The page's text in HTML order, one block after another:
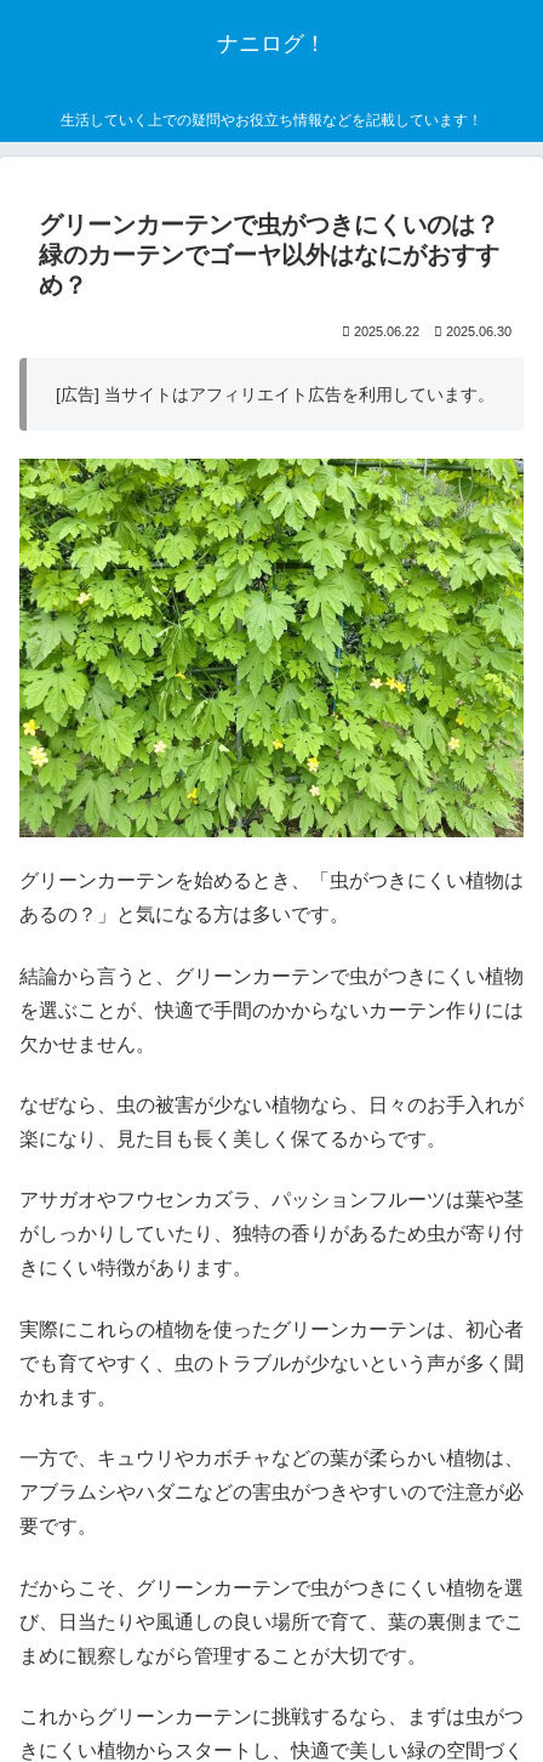
ナニログ！
生活していく上での疑問やお役立ち情報などを記載しています！
グリーンカーテンで虫がつきにくいのは？
緑のカーテンでゴーヤ以外はなにがおすす
め？
2025.06.22 2025.06.30
[広告] 当サイトはアフィリエイト広告を利用しています。
グリーンカーテンを始めるとき、「虫がつきにくい植物は
あるの？」と気になる方は多いです。
結論から言うと、グリーンカーテンで虫がつきにくい植物
を選ぶことが、快適で手間のかからないカーテン作りには
欠かせません。
なぜなら、虫の被害が少ない植物なら、日々のお手入れが
楽になり、見た目も長く美しく保てるからです。
アサガオやフウセンカズラ、パッションフルーツは葉や茎
がしっかりしていたり、独特の香りがあるため虫が寄り付
きにくい特徴があります。
実際にこれらの植物を使ったグリーンカーテンは、初心者
でも育てやすく、虫のトラブルが少ないという声が多く聞
かれます。
一方で、キュウリやカボチャなどの葉が柔らかい植物は、
アブラムシやハダニなどの害虫がつきやすいので注意が必
要です。
だからこそ、グリーンカーテンで虫がつきにくい植物を選
び、日当たりや風通しの良い場所で育て、葉の裏側までこ
まめに観察しながら管理することが大切です。
これからグリーンカーテンに挑戦するなら、まずは虫がつ
きにくい植物からスタートし、快適で美しい緑の空間づく